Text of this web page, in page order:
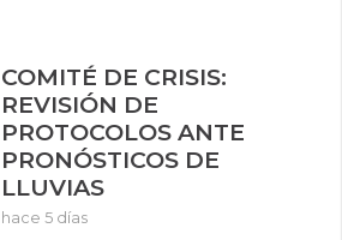
COMITÉ DE CRISIS:
REVISIÓN DE
PROTOCOLOS ANTE
PRONÓSTICOS DE
LLUVIAS
hace 5 días